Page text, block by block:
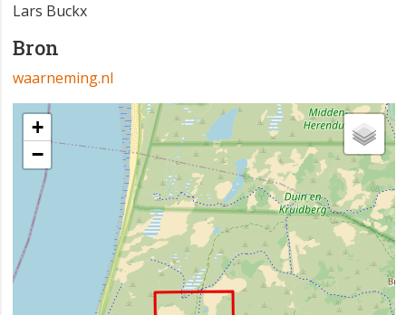
Lars Buckx
Bron
waarneming.nl
+
−